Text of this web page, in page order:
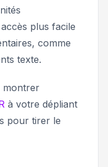
plus facile
comme
texte.
montrer
à votre dépliant
pour tirer le